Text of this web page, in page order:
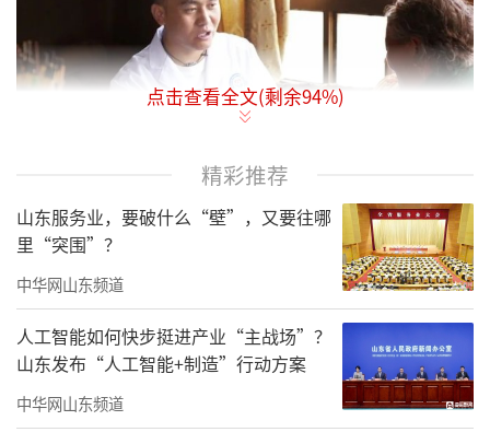
点击查看全文(剩余94%)
精彩推荐
山东服务业，要破什么“壁”，又要往哪
里“突围”？
中华网山东频道
人工智能如何快步挺进产业“主战场”？
山东发布“人工智能+制造”行动方案
中华网山东频道